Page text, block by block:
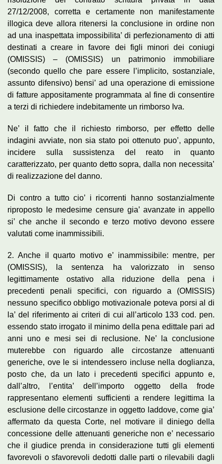
27/12/2008, corretta e certamente non manifestamente
illogica deve allora ritenersi la conclusione in ordine non
ad una inaspettata impossibilita’ di perfezionamento di atti
destinati a creare in favore dei figli minori dei coniugi
(OMISSIS) – (OMISSIS) un patrimonio immobiliare
(secondo quello che pare essere l’implicito, sostanziale,
assunto difensivo) bensi’ ad una operazione di emissione
di fatture appositamente programmata al fine di consentire
a terzi di richiedere indebitamente un rimborso Iva.
Ne’ il fatto che il richiesto rimborso, per effetto delle
indagini avviate, non sia stato poi ottenuto puo’, appunto,
incidere sulla sussistenza del reato in quanto
caratterizzato, per quanto detto sopra, dalla non necessita’
di realizzazione del danno.
Di contro a tutto cio’ i ricorrenti hanno sostanzialmente
riproposto le medesime censure gia’ avanzate in appello
si’ che anche il secondo e terzo motivo devono essere
valutati come inammissibili.
2. Anche il quarto motivo e’ inammissibile: mentre, per
(OMISSIS), la sentenza ha valorizzato in senso
legittimamente ostativo alla riduzione della pena i
precedenti penali specifici, con riguardo a (OMISSIS)
nessuno specifico obbligo motivazionale poteva porsi al di
la’ del riferimento ai criteri di cui all’articolo 133 cod. pen.
essendo stato irrogato il minimo della pena edittale pari ad
anni uno e mesi sei di reclusione. Ne’ la conclusione
muterebbe con riguardo alle circostanze attenuanti
generiche, ove le si intendessero incluse nella doglianza,
posto che, da un lato i precedenti specifici appunto e,
dall’altro, l’entita’ dell’importo oggetto della frode
rappresentano elementi sufficienti a rendere legittima la
esclusione delle circostanze in oggetto laddove, come gia’
affermato da questa Corte, nel motivare il diniego della
concessione delle attenuanti generiche non e’ necessario
che il giudice prenda in considerazione tutti gli elementi
favorevoli o sfavorevoli dedotti dalle parti o rilevabili dagli